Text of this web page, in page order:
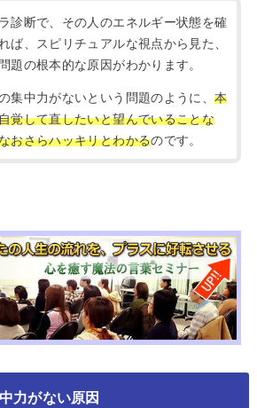
診断で、その人のエネルギー状態を確
ば、スピリチュアルな視点から見た、
題の根本的な原因がわかります。
集中力がないという問題のように、 本
覚して直したいと望んでいることな
おさらハッキリとわかるのです。
力がない原因